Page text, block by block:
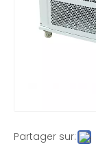
Partager sur: